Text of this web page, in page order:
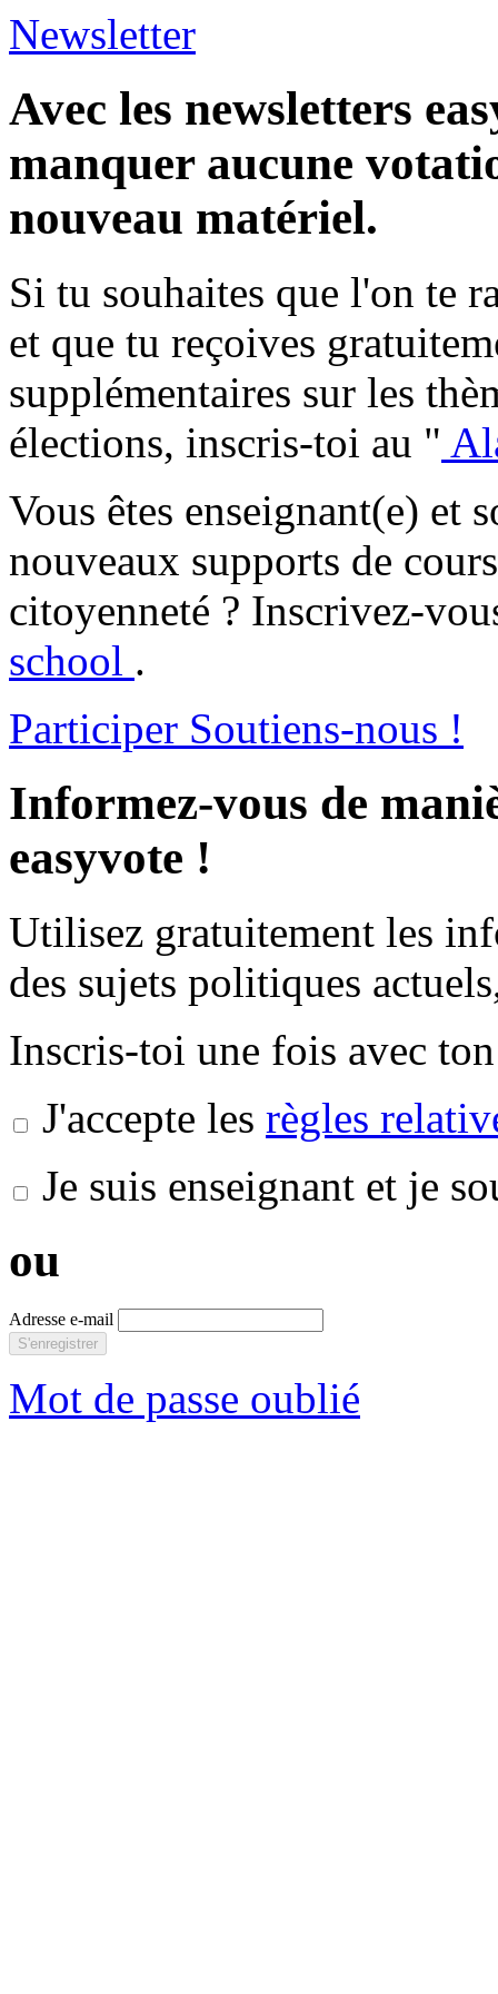
Newsletter
Avec les newsletters
manquer aucune
nouveau matériel.
Si tu souhaites que l'on te
et que tu reçoives
supplémentaires sur les
élections, inscris-toi au "
Vous êtes enseignant(e) et
nouveaux supports de
citoyenneté ? Inscrivez-
school .
Participer Soutiens-nous !
Informez-vous de
easyvote !
Utilisez gratuitement les
des sujets politiques
Inscris-toi une fois avec
J'accepte les règles
Je suis enseignant et je
ou
Adresse e-mail
S'enregistrer
Mot de passe oublié